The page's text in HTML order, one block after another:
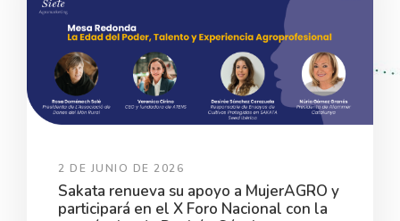
2 DE JUNIO DE 2026
Sakata renueva su apoyo a MujerAGRO y
participará en el X Foro Nacional con la